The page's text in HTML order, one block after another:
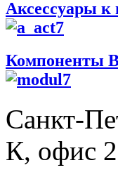
Аксессуары к
Компоненты
Санкт-
К, офис